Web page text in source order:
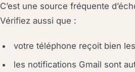
C’est une source fréquente
Vérifiez aussi que :
votre téléphone reçoit bien
les notifications Gmail sont